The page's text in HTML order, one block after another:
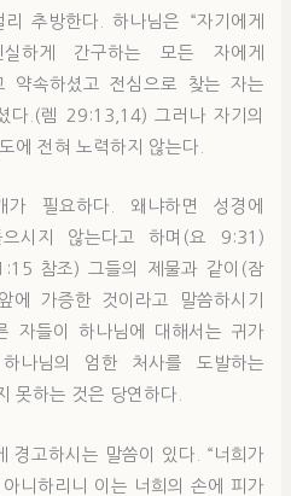
추방한다. 하나님은 “자기에게
하게 간구하는 모든 자에게
약속하셨고 전심으로 찾는 자는
다.(렘 29:13,14) 그러나 자기의
에 전혀 노력하지 않는다.
필요하다. 왜냐하면 성경에
시지 않는다고 하며(요 9:31)
참조) 그들의 제물과 같이(잠
가증한 것이라고 말씀하시기
자들이 하나님에 대해서는 귀가
나님의 엄한 처사를 도발하는
못하는 것은 당연하다.
경고하시는 말씀이 있다. “너희가
니하리니 이는 너희의 손에 피가